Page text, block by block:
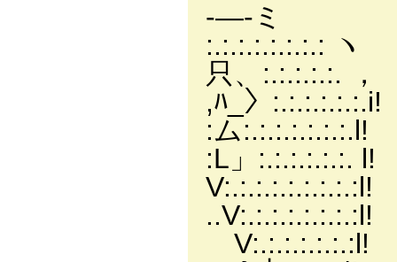
-―-ミ ||´
只、
,ﾊ_〉
:ム
:L」